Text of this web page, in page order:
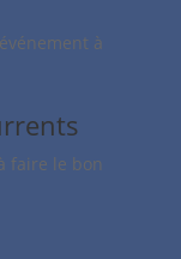
à
faire le bon